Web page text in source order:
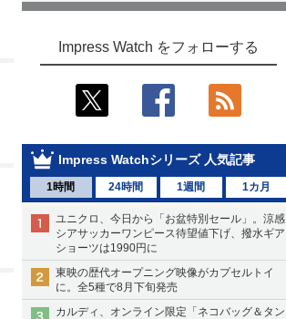
Impress Watch をフォローする
Impress Watchシリーズ 人気記事
1時間 24時間 1週間 1カ月
ユニクロ、今日から「お盆特別セール」。涼感
シアサッカーワンピース待望値下げ、撥水ギア
ショーツは1990円に
東映の歴代オープニング映像がカプセルトイ
に。全5種で8月下旬発売
カルディ、オンライン限定「ネコバッグ＆タン